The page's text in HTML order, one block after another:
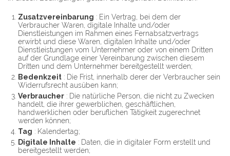
Zusatzvereinbarung : Ein Vertrag, bei dem der
Verbraucher Waren, digitale Inhalte und/oder
Dienstleistungen im Rahmen eines Fernabsatzvertrags
erwirbt und diese Waren, digitalen Inhalte und/oder
Dienstleistungen vom Unternehmer oder von einem Dritten
auf der Grundlage einer Vereinbarung zwischen diesem
Dritten und dem Unternehmer bereitgestellt werden;
Bedenkzeit : Die Frist, innerhalb derer der Verbraucher sein
Widerrufsrecht ausüben kann;
Verbraucher : Die natürliche Person, die nicht zu Zwecken
handelt, die ihrer gewerblichen, geschäftlichen,
handwerklichen oder beruflichen Tätigkeit zugerechnet
werden können;
Tag : Kalendertag;
Digitale Inhalte : Daten, die in digitaler Form erstellt und
bereitgestellt werden;